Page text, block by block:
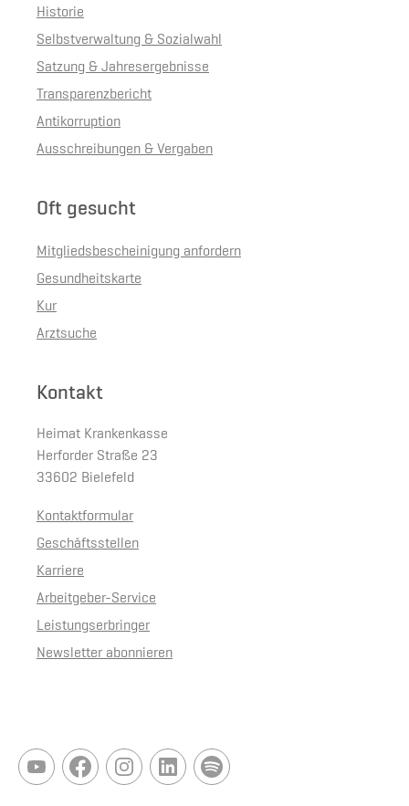
Historie
Selbstverwaltung & Sozialwahl
Satzung & Jahresergebnisse
Transparenzbericht
Antikorruption
Ausschreibungen & Vergaben
Oft gesucht
Mitgliedsbescheinigung anfordern
Gesundheitskarte
Kur
Arztsuche
Kontakt
Heimat Krankenkasse
Herforder Straße 23
33602 Bielefeld
Kontaktformular
Geschäftsstellen
Karriere
Arbeitgeber-Service
Leistungserbringer
Newsletter abonnieren